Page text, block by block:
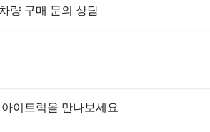
량 구매 문의 상담
이트럭을 만나보세요